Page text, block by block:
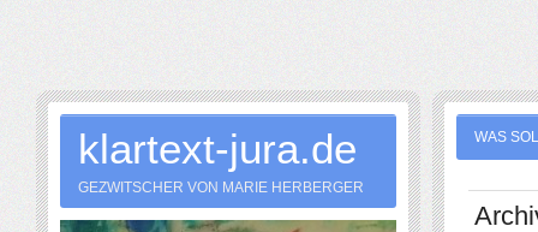
WAS
klartext-jura.de
GEZWITSCHER VON MARIE HERBERGER